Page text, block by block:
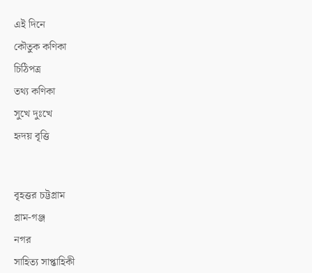
এই দিনে
কৌতুক কণিকা
চিঠিপত্র
তথ্য কণিকা
সুখে দুঃখে
হৃদয় বৃত্তি
বৃহত্তর চট্টগ্রাম
গ্রাম-গঞ্জ
নগর
সাহিত্য সাপ্তাহিকী